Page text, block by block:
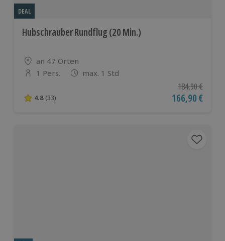
DEAL
Hubschrauber Rundflug (20 Min.)
Standort
an 47 Orten
Anzahl der Teilnehmer
1 Pers. max. 1 Std
4.8 von 5 Sternen basierend auf 33 Bewertungen
4.8 (33)
Ursprünglicher
184,90 €
Aktueller Preis
166,90 €